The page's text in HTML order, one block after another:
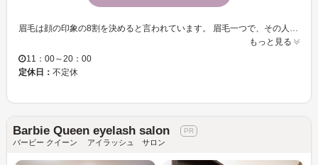
もっと見る
11：00～20：00
定休日： 不定休
Barbie Queen eyelash salon
バービー クイーン アイラッシュ サロン